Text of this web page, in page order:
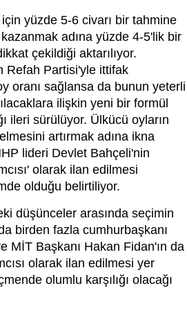
yüzde 5-6 civarı bir tahmine
adına yüzde 4-5'lik bir
çekildiği aktarılıyor.
Refah Partisi'yle ittifak
oranı sağlansa da bunun yeterli
ilişkin yeni bir formül
ileri sürülüyor. Ülkücü oyların
artırmak adına ikna
lideri Devlet Bahçeli'nin
olarak ilan edilmesi
olduğu belirtiliyor.
düşünceler arasında seçimin
birden fazla cumhurbaşkanı
MİT Başkanı Hakan Fidan'ın da
olarak ilan edilmesi yer
olumlu karşılığı olacağı